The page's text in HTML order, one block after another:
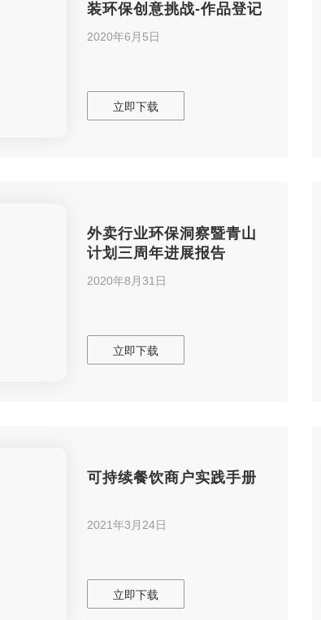
装环保创意挑战-作品登记
表
2020年6月5日
立即下载
外卖行业环保洞察暨青山
计划三周年进展报告
2020年8月31日
立即下载
可持续餐饮商户实践手册
2021年3月24日
立即下载